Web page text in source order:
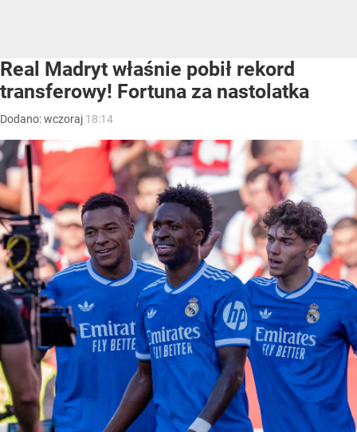
Real Madryt właśnie pobił rekord
transferowy! Fortuna za nastolatka
Dodano:wczoraj 18:14